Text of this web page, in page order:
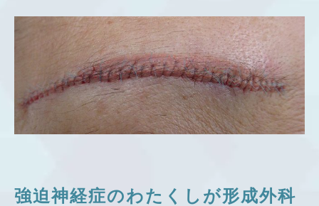
強迫神経症のわたくしが形成外科